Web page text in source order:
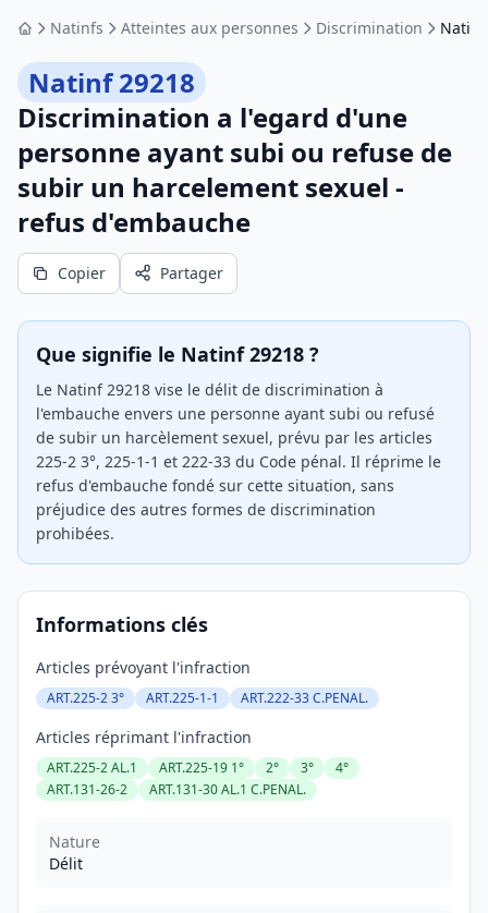
AccueilNatinfs Atteintes aux personnes Discrimination Natinf
Natinf 29218
Discrimination a l'egard d'une
personne ayant subi ou refuse de
subir un harcelement sexuel -
refus d'embauche
Copier Partager
Que signifie le Natinf 29218 ?
Le Natinf 29218 vise le délit de discrimination à
l'embauche envers une personne ayant subi ou refusé
de subir un harcèlement sexuel, prévu par les articles
225-2 3°, 225-1-1 et 222-33 du Code pénal. Il réprime le
refus d'embauche fondé sur cette situation, sans
préjudice des autres formes de discrimination
prohibées.
Informations clés
Articles prévoyant l'infraction
ART.225-2 3° ART.225-1-1 ART.222-33 C.PENAL.
Articles réprimant l'infraction
ART.225-2 AL.1 ART.225-19 1° 2° 3°
4°
ART.131-26-2
ART.131-30 AL.1 C.PENAL.
Nature
Délit